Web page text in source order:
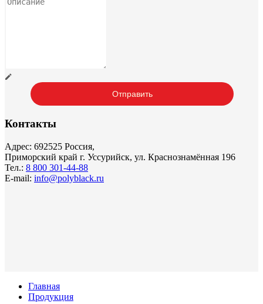
Контакты
Адрес: 692525 Россия,
Приморский край г. Уссурийск, ул. Краснознамённая 196
Тел.: 8 800 301-44-88
E-mail: info@polyblack.ru
Главная
Продукция